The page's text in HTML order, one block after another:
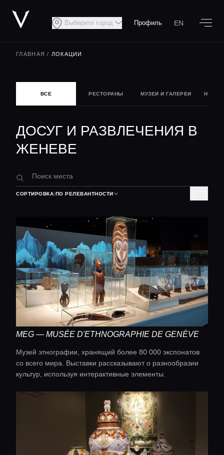
Выберите город Профиль EN
ГЛАВНАЯ / ЛОКАЦИИ
ВСЕ РЕСТОРАНЫ МУЗЕИ И ГАЛЕРЕИ
ДОСУГ И РАЗВЛЕЧЕНИЯ В
ЖЕНЕВЕ
СОРТИРОВКА:ПО РЕЛЕВАНТНОСТИ
MEG — MUSÉE D'ETHNOGRAPHIE DE GENÈVE
Музей этнографии, хранящий более 80 000 экспонатов
со всего мира. Выставки рассказывают о разнообразии
культур, используя интерактивные элементы.